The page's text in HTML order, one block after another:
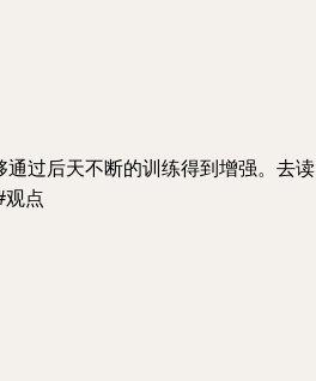
过后天不断的训练得到增强。去读
点